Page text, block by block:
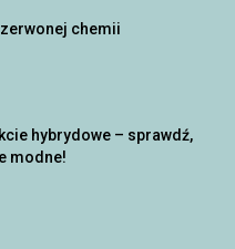
chemii
hybrydowe – sprawdź,
modne!